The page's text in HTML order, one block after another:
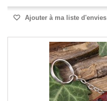
Ajouter à ma liste d'envies